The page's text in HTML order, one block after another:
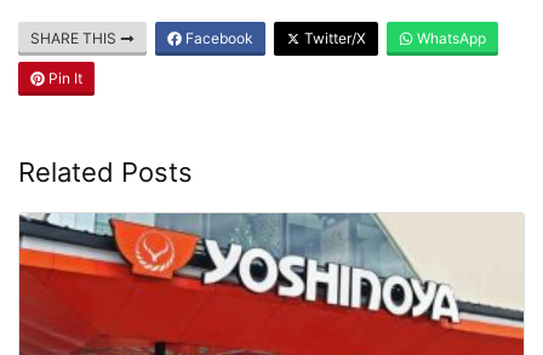
SHARE THIS Facebook Twitter/X WhatsApp
Pin It
Related Posts